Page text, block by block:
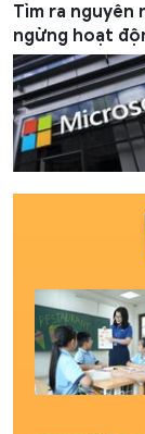
Tìm ra nguyên
ngừng hoạt